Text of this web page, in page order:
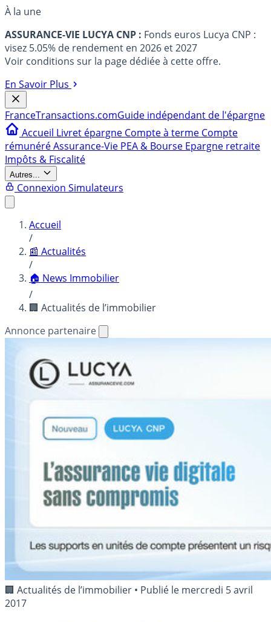
À la une
ASSURANCE-VIE LUCYA CNP : Fonds euros Lucya CNP :
visez 5.05% de rendement en 2026 et 2027
Voir conditions sur la page dédiée à cette offre.
En Savoir Plus
FranceTransactions.comGuide indépendant de l'épargne
Accueil Livret épargne Compte à terme Compte
rémunéréAssurance-Vie PEA & Bourse Epargne retraite
Impôts & Fiscalité
Autres...
Connexion Simulateurs
Accueil
/
📰 Actualités
/
🏠 News Immobilier
/
🏢 Actualités de l’immobilier
Annonce partenaire
🏢 Actualités de l’immobilier • Publié le mercredi 5 avril
2017